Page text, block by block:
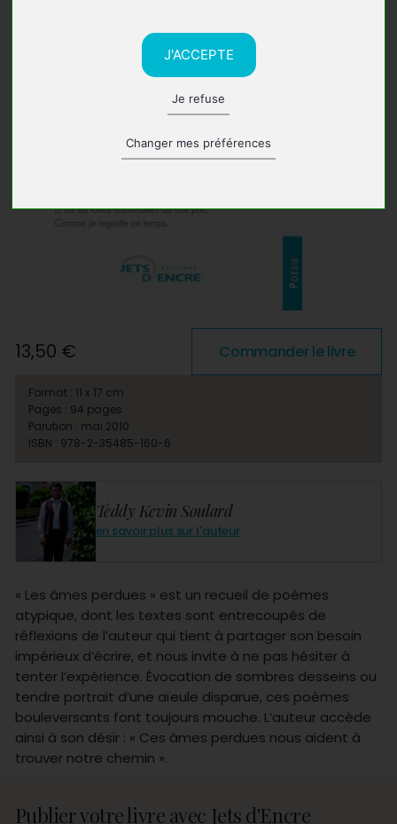
J'ACCEPTE
Je refuse
Changer mes préférences
Teddy Kevin Soulard
en savoir plus sur l'auteur
« Les âmes perdues » est un recueil de poèmes
atypique, dont les textes sont entrecoupés de
réflexions de l’auteur qui tient à partager son besoin
impérieux d’écrire, et nous invite à ne pas hésiter à
tenter l’expérience. Évocation de sombres desseins ou
tendre portrait d’une aïeule disparue, ces poèmes
bouleversants font toujours mouche. L’auteur accède
ainsi à son désir : « Ces âmes perdues nous aident à
trouver notre chemin ».
13,50 € Commander le livre
Format : 11 x 17 cm
Pages : 94 pages
Parution : mai 2010
ISBN : 978-2-35485-160-6
Publier votre livre avec Jets d'Encre